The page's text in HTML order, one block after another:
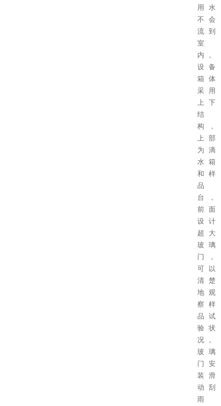
用水
不会
流到
室
内。
设备
箱体
采用
上下
结
构，
上部
为滴
水箱
和样
品
台，
前面
设计
超大
玻璃
门，
可以
清楚
地观
察样
品试
验状
况。
玻璃
门安
装滑
动刮
雨